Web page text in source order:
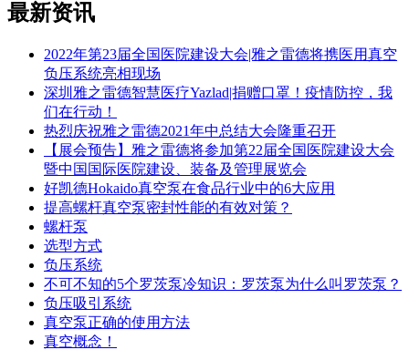
最新资讯
2022年第23届全国医院建设大会|雅之雷德将携医用真空
负压系统亮相现场
深圳雅之雷德智慧医疗Yazlad|捐赠口罩！疫情防控，我
们在行动！
热烈庆祝雅之雷德2021年中总结大会隆重召开
【展会预告】雅之雷德将参加第22届全国医院建设大会
暨中国国际医院建设、装备及管理展览会
好凯德Hokaido真空泵在食品行业中的6大应用
提高螺杆真空泵密封性能的有效对策？
螺杆泵
选型方式
负压系统
不可不知的5个罗茨泵冷知识：罗茨泵为什么叫罗茨泵？
负压吸引系统
真空泵正确的使用方法
真空概念！